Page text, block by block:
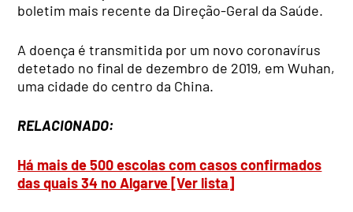
boletim mais recente da Direção-Geral da Saúde.
A doença é transmitida por um novo coronavírus
detetado no final de dezembro de 2019, em Wuhan,
uma cidade do centro da China.
RELACIONADO:
Há mais de 500 escolas com casos confirmados
das quais 34 no Algarve [Ver lista]